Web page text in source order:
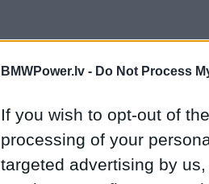
BMWPower.lv - Do Not Process
If you wish to opt-out of
processing of your
targeted advertising by